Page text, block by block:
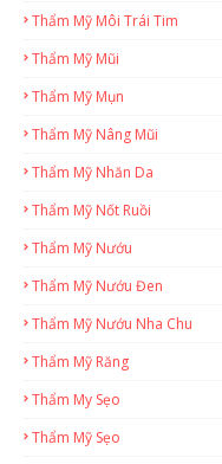
Thẩm Mỹ Môi Trái Tim
Thẩm Mỹ Mũi
Thẩm Mỹ Mụn
Thẩm Mỹ Nâng Mũi
Thẩm Mỹ Nhăn Da
Thẩm Mỹ Nốt Ruồi
Thẩm Mỹ Nướu
Thẩm Mỹ Nướu Đen
Thẩm Mỹ Nướu Nha Chu
Thẩm Mỹ Răng
Thẩm My Sẹo
Thẩm Mỹ Sẹo